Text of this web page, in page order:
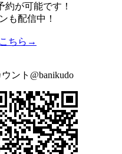
約が可能です！
も配信中！
こちら→
ント@banikudo